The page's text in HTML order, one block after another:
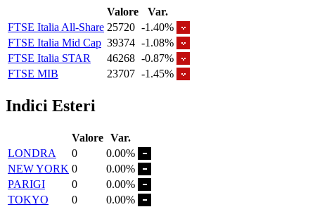
Valore
Var.
FTSE Italia All-Share 25720 -1.40%
FTSE Italia Mid Cap 39374 -1.08%
FTSE Italia STAR
46268 -0.87%
FTSE MIB
23707 -1.45%
Indici Esteri
Valore Var.
LONDRA
0
0.00%
NEW YORK 0
0.00%
PARIGI
0
0.00%
TOKYO
0
0.00%